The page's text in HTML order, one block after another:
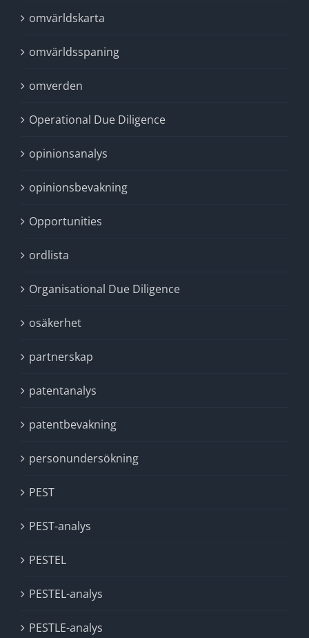
omvärldskarta
omvärldsspaning
omverden
Operational Due Diligence
opinionsanalys
opinionsbevakning
Opportunities
ordlista
Organisational Due Diligence
osäkerhet
partnerskap
patentanalys
patentbevakning
personundersökning
PEST
PEST-analys
PESTEL
PESTEL-analys
PESTLE-analys